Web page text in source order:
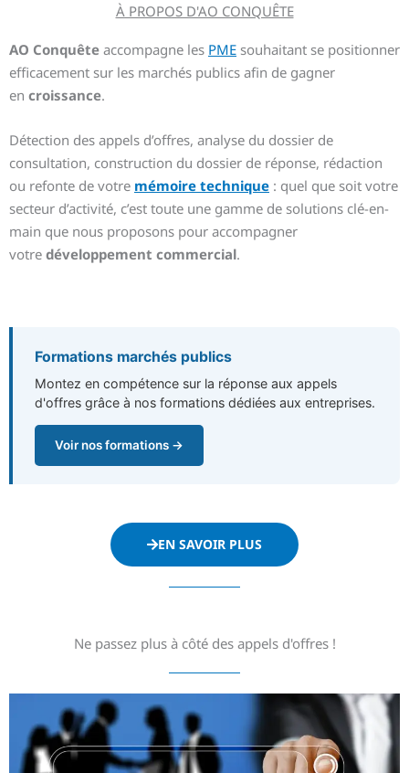
À PROPOS D'AO CONQUÊTE
AO Conquête accompagne les PME souhaitant se positionner
efficacement sur les marchés publics afin de gagner
en croissance.
Détection des appels d’offres, analyse du dossier de
consultation, construction du dossier de réponse, rédaction
ou refonte de votre mémoire technique : quel que soit votre
secteur d’activité, c’est toute une gamme de solutions clé-en-
main que nous proposons pour accompagner
votre développement commercial.
Formations marchés publics
Montez en compétence sur la réponse aux appels
d'offres grâce à nos formations dédiées aux entreprises.
Voir nos formations →
EN SAVOIR PLUS
Ne passez plus à côté des appels d'offres !